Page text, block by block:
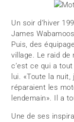
Un soir d’hiver
James
Puis, des
village. Le raid
c’est ce qui a
lui. «Toute la
réparaient les
lendemain». Il a
Une de ses